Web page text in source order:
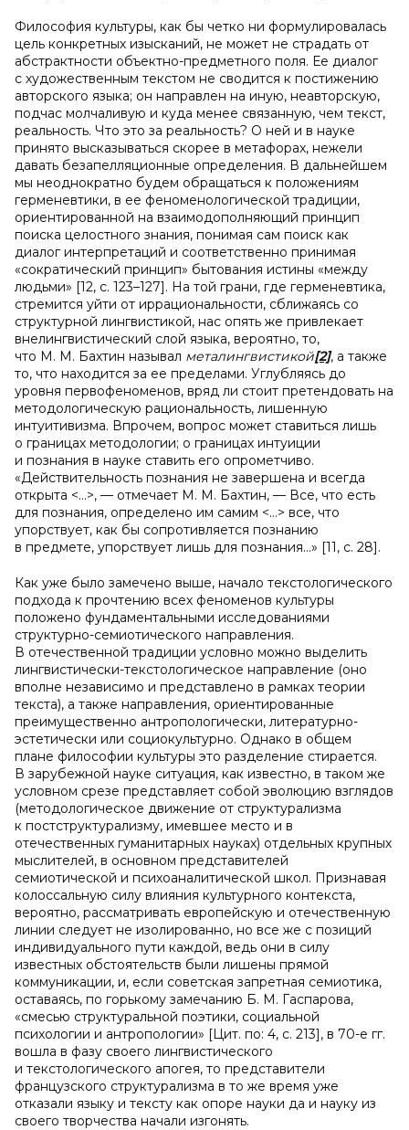
Философия культуры, как бы четко ни формулировалась
цель конкретных изысканий, не может не страдать от
абстрактности объектно-предметного поля. Ее диалог
с художественным текстом не сводится к постижению
авторского языка; он направлен на иную, неавторскую,
подчас молчаливую и куда менее связанную, чем текст,
реальность. Что это за реальность? О ней и в науке
принято высказываться скорее в метафорах, нежели
давать безапелляционные определения. В дальнейшем
мы неоднократно будем обращаться к положениям
герменевтики, в ее феноменологической традиции,
ориентированной на взаимодополняющий принцип
поиска целостного знания, понимая сам поиск как
диалог интерпретаций и соответственно принимая
«сократический принцип» бытования истины «между
людьми» [12, c. 123–127]. На той грани, где герменевтика,
стремится уйти от иррациональности, сближаясь со
структурной лингвистикой, нас опять же привлекает
внелингвистический слой языка, вероятно, то,
что М. М. Бахтин называл металингвистикой[2], а также
то, что находится за ее пределами. Углубляясь до
уровня первофеноменов, вряд ли стоит претендовать на
методологическую рациональность, лишенную
интуитивизма. Впрочем, вопрос может ставиться лишь
о границах методологии; о границах интуиции
и познания в науке ставить его опрометчиво.
«Действительность познания не завершена и всегда
открыта <…>, — отмечает М. М. Бахтин, — Все, что есть
для познания, определено им самим <…> все, что
упорствует, как бы сопротивляется познанию
в предмете, упорствует лишь для познания…» [11, c. 28].
Как уже было замечено выше, начало текстологического
подхода к прочтению всех феноменов культуры
положено фундаментальными исследованиями
структурно-семиотического направления.
В отечественной традиции условно можно выделить
лингвистически-текстологическое направление (оно
вполне независимо и представлено в рамках теории
текста), а также направления, ориентированные
преимущественно антропологически, литературно-
эстетически или социокультурно. Однако в общем
плане философии культуры это разделение стирается.
В зарубежной науке ситуация, как известно, в таком же
условном срезе представляет собой эволюцию взглядов
(методологическое движение от структурализма
к постструктурализму, имевшее место и в
отечественных гуманитарных науках) отдельных крупных
мыслителей, в основном представителей
семиотической и психоаналитической школ. Признавая
колоссальную силу влияния культурного контекста,
вероятно, рассматривать европейскую и отечественную
линии следует не изолированно, но все же с позиций
индивидуального пути каждой, ведь они в силу
известных обстоятельств были лишены прямой
коммуникации, и, если советская запретная семиотика,
оставаясь, по горькому замечанию Б. М. Гаспарова,
«смесью структуральной поэтики, социальной
психологии и антропологии» [Цит. по: 4, c. 213], в 70-е гг.
вошла в фазу своего лингвистического
и текстологического апогея, то представители
французского структурализма в то же время уже
отказали языку и тексту как опоре науки да и науку из
своего творчества начали изгонять.